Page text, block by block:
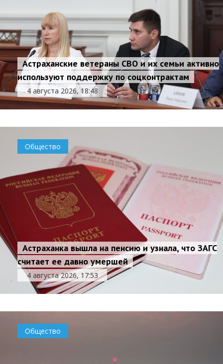
Астраханские ветераны СВО и их семьи активно
используют поддержку по соцконтрактам
4 августа 2026, 18:48
Общество
Астраханка вышла на пенсию и узнала, что ЗАГС
считает ее давно умершей
4 августа 2026, 17:53
Общество